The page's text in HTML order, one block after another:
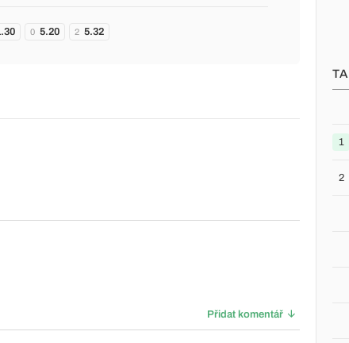
0 5.20 2 5.32
Přidat komentář
1
2